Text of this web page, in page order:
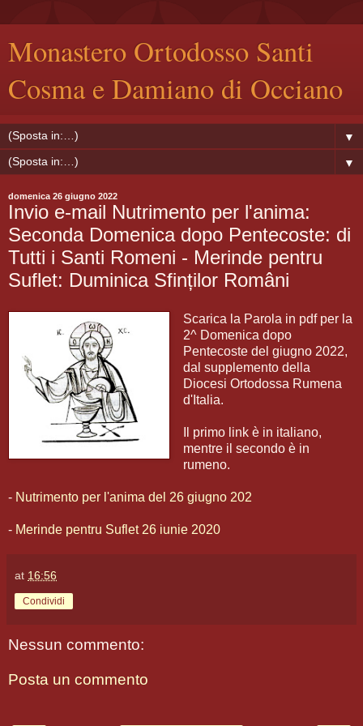
Monastero Ortodosso Santi
Cosma e Damiano di Occiano
▼
▼
domenica 26 giugno 2022
Invio e-mail Nutrimento per l'anima:
Seconda Domenica dopo Pentecoste: di
Tutti i Santi Romeni - Merinde pentru
Suflet: Duminica Sfinților Români
Scarica la Parola in pdf per la
2^ Domenica dopo
Pentecoste del giugno 2022,
dal supplemento della
Diocesi Ortodossa Rumena
d'Italia.
Il primo link è in italiano,
mentre il secondo è in
rumeno.
- Nutrimento per l'anima del 26 giugno 202
- Merinde pentru Suflet 26 iunie 2020
at 16:56
Condividi
Nessun commento:
Posta un commento